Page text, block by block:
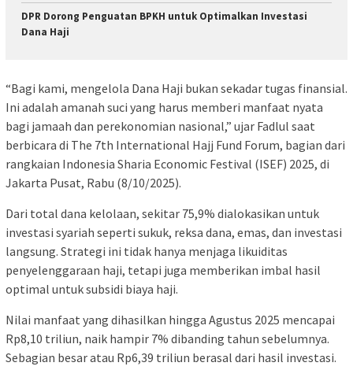
DPR Dorong Penguatan BPKH untuk Optimalkan Investasi
Dana Haji
“Bagi kami, mengelola Dana Haji bukan sekadar tugas finansial.
Ini adalah amanah suci yang harus memberi manfaat nyata
bagi jamaah dan perekonomian nasional,” ujar Fadlul saat
berbicara di The 7th International Hajj Fund Forum, bagian dari
rangkaian Indonesia Sharia Economic Festival (ISEF) 2025, di
Jakarta Pusat, Rabu (8/10/2025).
Dari total dana kelolaan, sekitar 75,9% dialokasikan untuk
investasi syariah seperti sukuk, reksa dana, emas, dan investasi
langsung. Strategi ini tidak hanya menjaga likuiditas
penyelenggaraan haji, tetapi juga memberikan imbal hasil
optimal untuk subsidi biaya haji.
Nilai manfaat yang dihasilkan hingga Agustus 2025 mencapai
Rp8,10 triliun, naik hampir 7% dibanding tahun sebelumnya.
Sebagian besar atau Rp6,39 triliun berasal dari hasil investasi.